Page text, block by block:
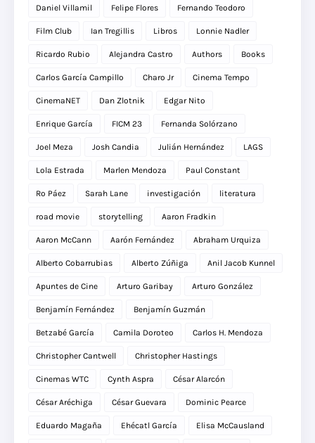
Daniel Villamil Felipe Flores Fernando Teodoro
Film Club Ian Tregillis Libros Lonnie Nadler
Ricardo Rubio Alejandra Castro Authors Books
Carlos García Campillo Charo Jr Cinema Tempo
CinemaNET Dan Zlotnik Edgar Nito
Enrique García FICM 23 Fernanda Solórzano
Joel Meza Josh Candia Julián Hernández LAGS
Lola Estrada Marlen Mendoza Paul Constant
Ro Páez Sarah Lane investigación literatura
road movie storytelling Aaron Fradkin
Aaron McCann Aarón Fernández Abraham Urquiza
Alberto Cobarrubias Alberto Zúñiga Anil Jacob Kunnel
Apuntes de Cine Arturo Garibay Arturo González
Benjamín Fernández Benjamín Guzmán
Betzabé García Camila Doroteo Carlos H. Mendoza
Christopher Cantwell Christopher Hastings
Cinemas WTC Cynth Aspra César Alarcón
César Aréchiga César Guevara Dominic Pearce
Eduardo Magaña Ehécatl García Elisa McCausland